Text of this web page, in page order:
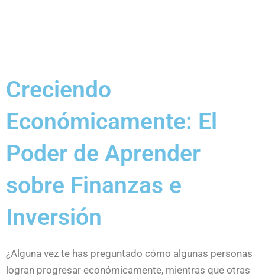
Creciendo
Económicamente: El
Poder de Aprender
sobre Finanzas e
Inversión
¿Alguna vez te has preguntado cómo algunas personas
logran progresar económicamente, mientras que otras